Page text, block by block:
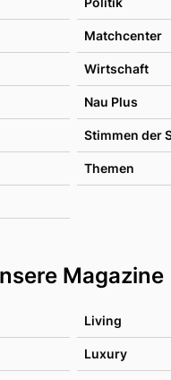
Matchcenter
Wirtschaft
Nau Plus
Stimmen der
Themen
Magazine
Living
Luxury